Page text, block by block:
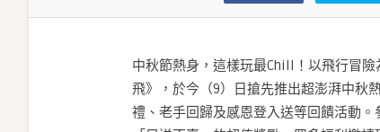
中秋節熱身，這樣玩最Chill！以飛行冒
飛》，於今（9）日搶先推出超澎湃中秋
禮、老手回歸及感恩登入送等回饋活動